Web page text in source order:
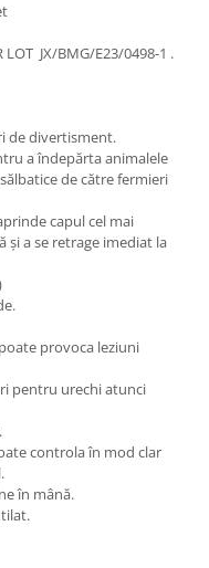
LOT JX/BMG/E23/0498-1 .
de divertisment.
a îndepărta animalele
de către fermieri
capul cel mai
a se retrage imediat la
provoca leziuni
pentru urechi atunci
controla în mod clar
în mână.